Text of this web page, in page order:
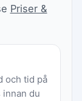
Priser &
och tid på
du